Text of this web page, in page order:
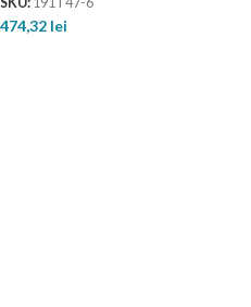
474,32 lei